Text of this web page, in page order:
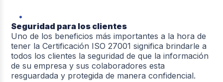
Seguridad para los clientes
Uno de los beneficios más importantes a la hora de
tener la Certificación ISO 27001 significa brindarle a
todos los clientes la seguridad de que la información
de su empresa y sus colaboradores esta
resguardada y protegida de manera confidencial.